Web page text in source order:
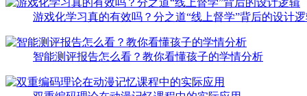
游戏化学习真的有效吗？分之道“线上督学”背后的设计
智能测评报告怎么看？教你看懂孩子的学情分析